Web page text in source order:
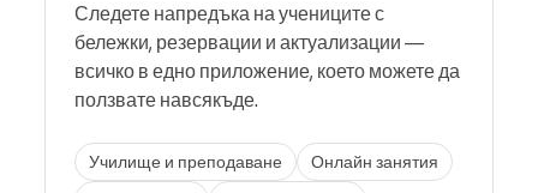
Следете напредъка на учениците с
бележки, резервации и актуализации —
всичко в едно приложение, което можете да
ползвате навсякъде.
Училище и преподаване
Онлайн занятия